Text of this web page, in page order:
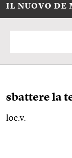
IL NUOVO DE
sbattere la
loc.v.